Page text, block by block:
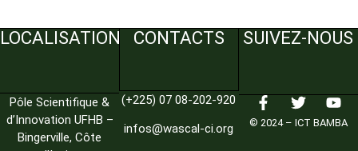
LOCALISATION
Pôle Scientifique &
d’Innovation UFHB –
Bingerville, Côte
CONTACTS
(+225) 07 08-202-920
infos@wascal-ci.org
SUIVEZ-NOUS
© 2024 – ICT BAMBA